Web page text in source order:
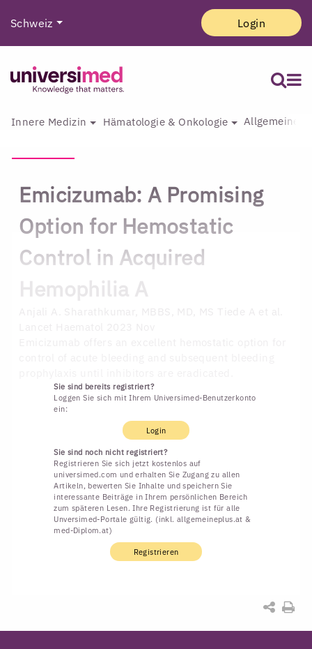
Schweiz Login
Innere Medizin Hämatologie & Onkologie Allgemeine
Emicizumab: A Promising
Option for Hemostatic
Control in Acquired
Hemophilia A
Sie sind bereits registriert?
Loggen Sie sich mit Ihrem Universimed-Benutzerkonto
ein:
Login
Sie sind noch nicht registriert?
Registrieren Sie sich jetzt kostenlos auf
universimed.com und erhalten Sie Zugang zu allen
Artikeln, bewerten Sie Inhalte und speichern Sie
interessante Beiträge in Ihrem persönlichen Bereich
zum späteren Lesen. Ihre Registrierung ist für alle
Unversimed-Portale gültig. (inkl. allgemeineplus.at &
med-Diplom.at)
Registrieren